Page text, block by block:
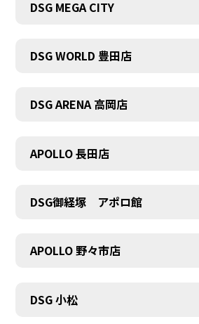
DSG MEGA CITY
DSG WORLD 豊田店
DSG ARENA 高岡店
APOLLO 長田店
DSG御経塚 アポロ館
APOLLO 野々市店
DSG 小松